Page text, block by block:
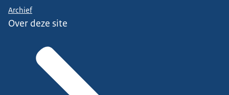
Archief
Over deze site